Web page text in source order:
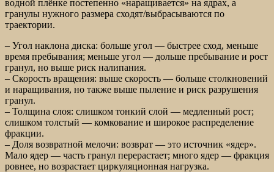
водной плёнке постепенно «наращивается» на ядрах, а
гранулы нужного размера сходят/выбрасываются по
траектории.
– Угол наклона диска: больше угол — быстрее сход, меньше
время пребывания; меньше угол — дольше пребывание и рост
гранул, но выше риск налипания.
– Скорость вращения: выше скорость — больше столкновений
и наращивания, но также выше пыление и риск разрушения
гранул.
– Толщина слоя: слишком тонкий слой — медленный рост;
слишком толстый — комкование и широкое распределение
фракции.
– Доля возвратной мелочи: возврат — это источник «ядер».
Мало ядер — часть гранул перерастает; много ядер — фракция
ровнее, но возрастает циркуляционная нагрузка.